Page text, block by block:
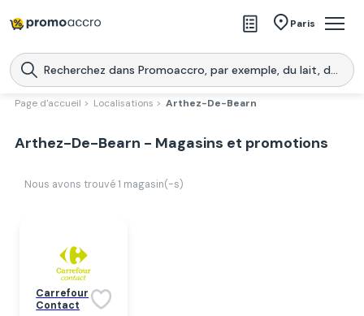
Paris
Magasins
Produits
Promoaccro
l'application
Page d'accueil > Localisations > Arthez-De-Bearn
Arthez-De-Bearn - Magasins et promotions
Nous avons trouvé 1 magasin(-s)
Carrefour
Contact